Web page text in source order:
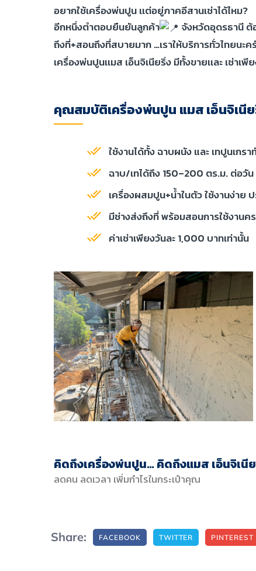
อยากใช้เครื่องพ่นปูน เเต่อยู่ภาคอีสานเช่าได้ไหม?
อีกหนึ่งตำตอบยืนยันลูกค้า
จังหวัดอุดรธานี ต้
ถึงที่+สอนถึงที่สบายมาก …เราให้บริการทั่วไทยนะค
เครื่องพ่นปูนเเมส เอ็นจิเนียริ่ง มีทั้งขายเเละ เช่า
คุณสมบัติเครื่องพ่นปูน แมส เอ็นจิเนี
ใช้งานได้ทั้ง ฉาบผนัง และ เทปูนเกรา
ฉาบ/เทได้ถึง 150–200 ตร.ม. ต่อวัน
เครื่องผสมปูน+น้ำในตัว ใช้งานง่าย
มีช่างส่งถึงที่ พร้อมสอนการใช้งานค
ค่าเช่าเพียงวันละ 1,000 บาทเท่านั้น
คิดถึงเครื่องพ่นปูน… คิดถึงแมส เอ็นจิเนี
ลดคน ลดเวลา เพิ่มกำไรในกระเป๋าคุณ
Share: FACEBOOK TWITTER PINTEREST